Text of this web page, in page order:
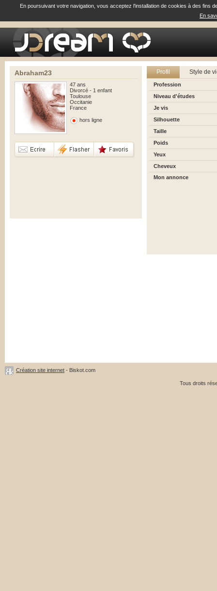
En poursuivant votre navigation, vous acceptez l'installation de cookies à des
En
Abraham23
47 ans
Divorcé - 1 enfant
Toulouse
Occitanie
France
hors ligne
Profil Style de
Profession
Niveau d'études
Je vis
Silhouette
Taille
Poids
Yeux
Cheveux
Mon annonce
Création site internet - Biskot.com
Tous droits